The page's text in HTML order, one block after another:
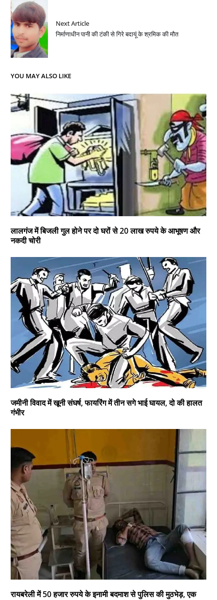
Next Article
निर्माणाधीन पानी की टंकी से गिरे बदायूं के श्रमिक की मौत
YOU MAY ALSO LIKE
लालगंज में बिजली गुल होने पर दो घरों से 20 लाख रुपये के आभूषण और
नकदी चोरी
जमीनी विवाद में खूनी संघर्ष, फायरिंग में तीन सगे भाई घायल, दो की हालत
गंभीर
रायबरेली में 50 हजार रुपये के इनामी बदमाश से पुलिस की मुठभेड़, एक